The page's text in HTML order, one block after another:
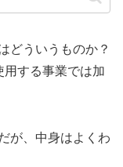
どういうものか？
する事業では加
が、中身はよくわ